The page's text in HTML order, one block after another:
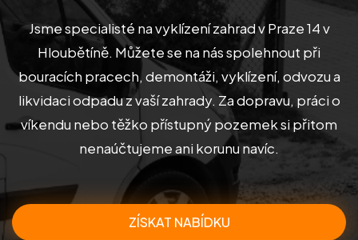
Malování
Deratizace a dezinsekce
Úklid
Příprava nemovitostí na prodej
Jsme specialisté na vyklízení zahrad v Praze 14 v
Hloubětíně. Můžete se na nás spolehnout při
bouracích pracech, demontáži, vyklízení, odvozu a
likvidaci odpadu z vaší zahrady. Za dopravu, práci o
víkendu nebo těžko přístupný pozemek si přitom
nenaúčtujeme ani korunu navíc.
ZÍSKAT NABÍDKU